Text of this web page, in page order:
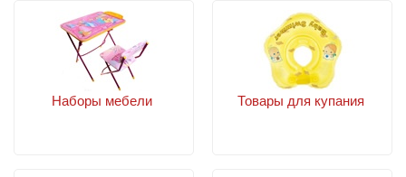
Наборы мебели Товары для купания